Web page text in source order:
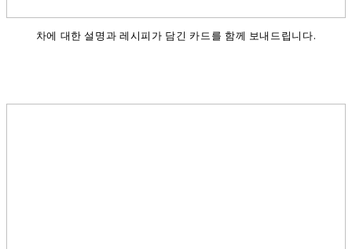
차에 대한 설명과 레시피가 담긴 카드를 함께 보내드립니다.